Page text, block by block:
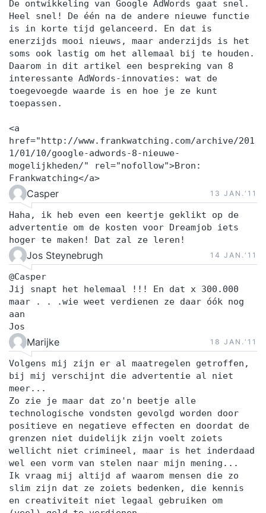
De ontwikkeling van Google AdWords gaat snel.
Heel snel! De één na de andere nieuwe functie
is in korte tijd gelanceerd. En dat is
enerzijds mooi nieuws, maar anderzijds is het
soms ook lastig om het allemaal bij te houden.
Daarom in dit artikel een bespreking van 8
interessante AdWords-innovaties: wat de
toegevoegde waarde is en hoe je ze kunt
toepassen.
<a
href="http://www.frankwatching.com/archive/201
1/01/10/google-adwords-8-nieuwe-
mogelijkheden/" rel="nofollow">Bron:
Frankwatching</a>
Casper 13 JAN.‘11
Haha, ik heb even een keertje geklikt op de
advertentie om de kosten voor Dreamjob iets
hoger te maken! Dat zal ze leren!
Jos Steynebrugh 14 JAN.‘11
@Casper
Jij snapt het helemaal !!! En dat x 300.000
maar . . .wie weet verdienen ze daar óók nog
aan
Jos
Marijke 18 JAN.‘11
Volgens mij zijn er al maatregelen getroffen,
bij mij verschijnt die advertentie al niet
meer...
Zo zie je maar dat zo'n beetje alle
technologische vondsten gevolgd worden door
positieve en negatieve effecten en doordat de
grenzen niet duidelijk zijn voelt zoiets
wellicht niet crimineel, maar is het inderdaad
wel een vorm van stelen naar mijn mening...
Ik vraag mij altijd af waarom mensen die zo
slim zijn dat ze zoiets bedenken, die kennis
en creativiteit niet legaal gebruiken om